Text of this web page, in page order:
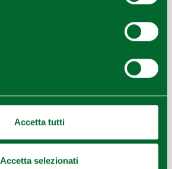
Accetta tutti
Accetta selezionati